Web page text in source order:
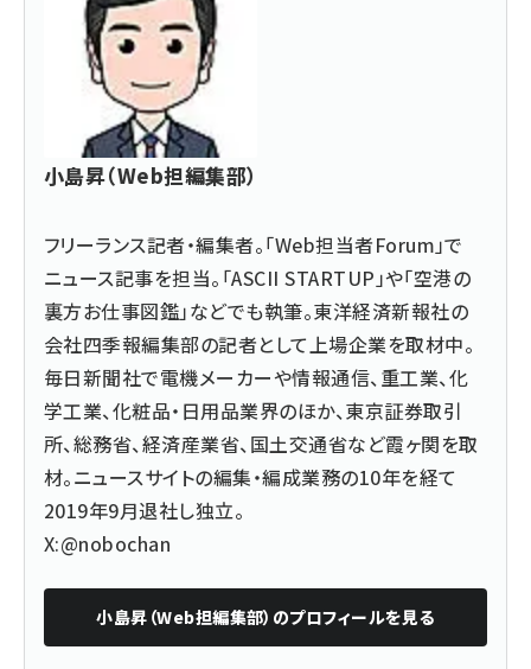
小島昇（Web担編集部）
フリーランス記者・編集者。「Web担当者Forum」で
ニュース記事を担当。「ASCII STARTUP」や「空港の
裏方お仕事図鑑」などでも執筆。東洋経済新報社の
会社四季報編集部の記者として上場企業を取材中。
毎日新聞社で電機メーカーや情報通信、重工業、化
学工業、化粧品・日用品業界のほか、東京証券取引
所、総務省、経済産業省、国土交通省など霞ヶ関を取
材。ニュースサイトの編集・編成業務の10年を経て
2019年9月退社し独立。
X:@nobochan
小島昇（Web担編集部） のプロフィールを見る